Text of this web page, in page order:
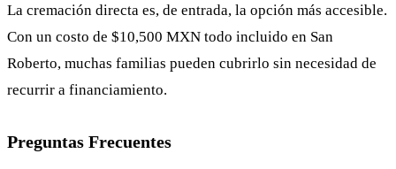
La cremación directa es, de entrada, la opción más accesible.
Con un costo de $10,500 MXN todo incluido en San
Roberto, muchas familias pueden cubrirlo sin necesidad de
recurrir a financiamiento.
Preguntas Frecuentes